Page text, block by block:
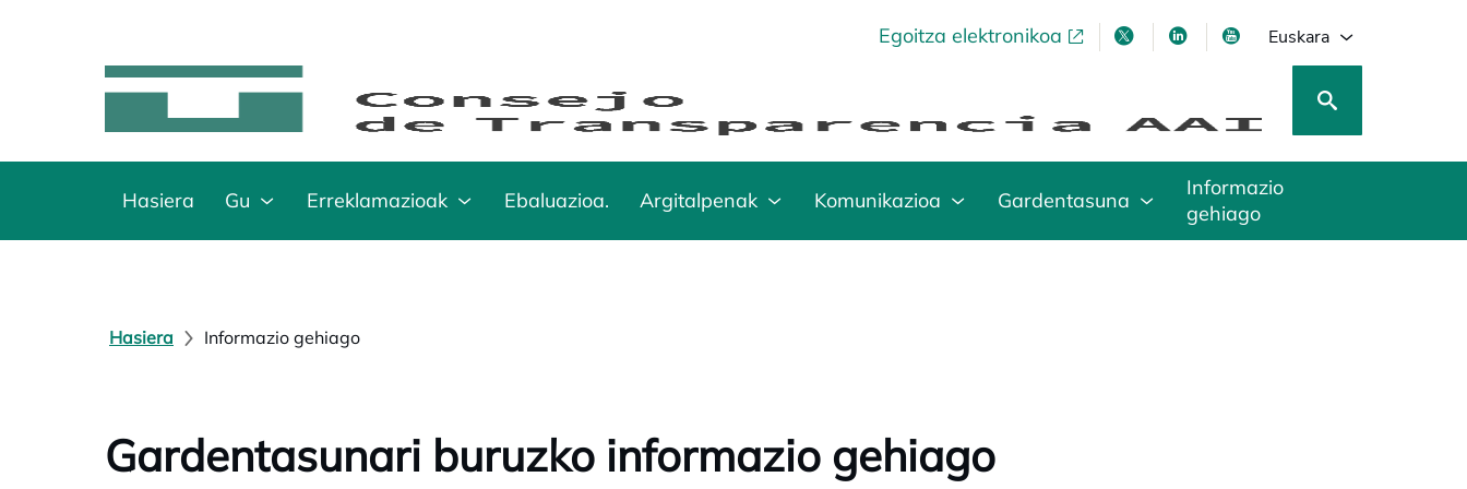
Egoitza elektronikoaopens in a new tabopens in a new tab
opens in a new tab
opens in a new tab
Euskara
Hasiera Gu Erreklamazioak Ebaluazioa. Argitalpenak Komunikazioa Gardentasuna
Informazio
gehiago
Hasiera Informazio gehiago
Gardentasunari buruzko informazio gehiago